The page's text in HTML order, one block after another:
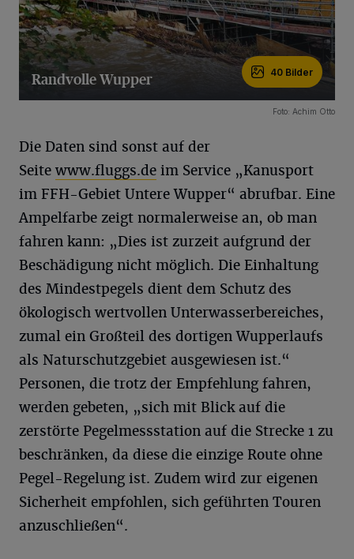
Randvolle Wupper 40 Bilder
Foto: Achim Otto
Die Daten sind sonst auf der
Seite www.fluggs.de im Service „Kanusport
im FFH-Gebiet Untere Wupper“ abrufbar. Eine
Ampelfarbe zeigt normalerweise an, ob man
fahren kann: „Dies ist zurzeit aufgrund der
Beschädigung nicht möglich. Die Einhaltung
des Mindestpegels dient dem Schutz des
ökologisch wertvollen Unterwasserbereiches,
zumal ein Großteil des dortigen Wupperlaufs
als Naturschutzgebiet ausgewiesen ist.“
Personen, die trotz der Empfehlung fahren,
werden gebeten, „sich mit Blick auf die
zerstörte Pegelmessstation auf die Strecke 1 zu
beschränken, da diese die einzige Route ohne
Pegel-Regelung ist. Zudem wird zur eigenen
Sicherheit empfohlen, sich geführten Touren
anzuschließen“.